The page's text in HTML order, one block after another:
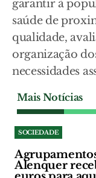
garantir à
saúde de
qualidade,
organização
necessidades
Mais Notícias
SOCIEDADE
Alenquer